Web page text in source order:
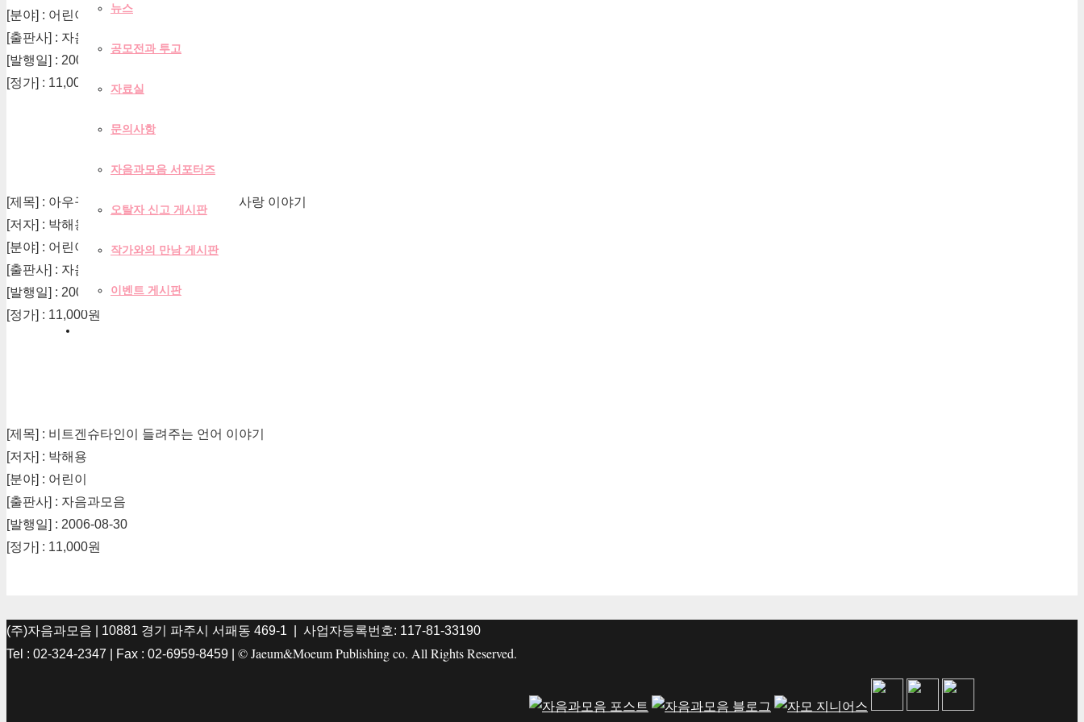
뉴스
공모전과 투고
자료실
문의사항
자음과모음 서포터즈
오탈자 신고 게시판
작가와의 만남 게시판
이벤트 게시판
[분야] : 어린이
[출판사] : 자음과모음
[발행일] : 2008-06-09
[정가] : 11,000원
[제목] : 아우구스티누스가 들려주는 신의 사랑 이야기
[저자] : 박해용
[분야] : 어린이
[출판사] : 자음과모음
[발행일] : 2006-07-21
[정가] : 11,000원
[제목] : 비트겐슈타인이 들려주는 언어 이야기
[저자] : 박해용
[분야] : 어린이
[출판사] : 자음과모음
[발행일] : 2006-08-30
[정가] : 11,000원
(주)자음과모음 | 10881 경기 파주시 서패동 469-1 | 사업자등록번호: 117-81-33190
Tel : 02-324-2347 | Fax : 02-6959-8459 | © Jaeum&Moeum Publishing co. All Rights Reserved.